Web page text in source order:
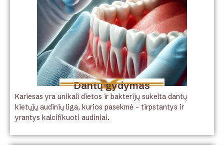
Dantų gydymas
Kariesas yra unikali dietos ir bakterijų sukelta dantų
kietųjų audinių liga, kurios pasekmė – tirpstantys ir
yrantys kalcifikuoti audiniai.